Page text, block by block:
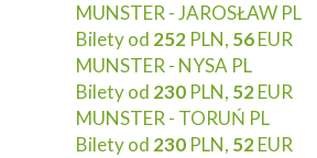
MUNSTER - JAROSŁAW PL
Bilety od 252 PLN, 56EUR
MUNSTER - NYSA PL
Bilety od 230 PLN, 52EUR
MUNSTER - TORUŃ PL
Bilety od 230 PLN, 52EUR